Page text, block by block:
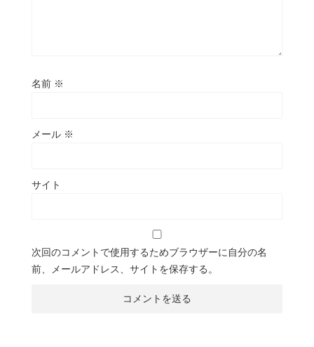
名前 ※
メール ※
サイト
次回のコメントで使用するためブラウザーに自分の名
前、メールアドレス、サイトを保存する。